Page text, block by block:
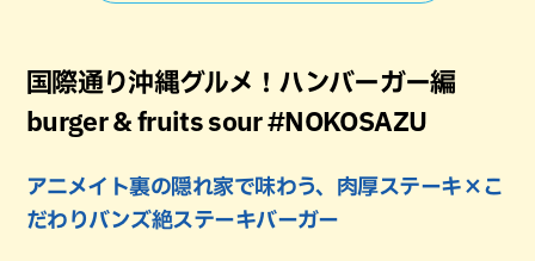
国際通り沖縄グルメ！ハンバーガー編
burger & fruits sour #NOKOSAZU
アニメイト裏の隠れ家で味わう、肉厚ステーキ×こ
だわりバンズ絶ステーキバーガー